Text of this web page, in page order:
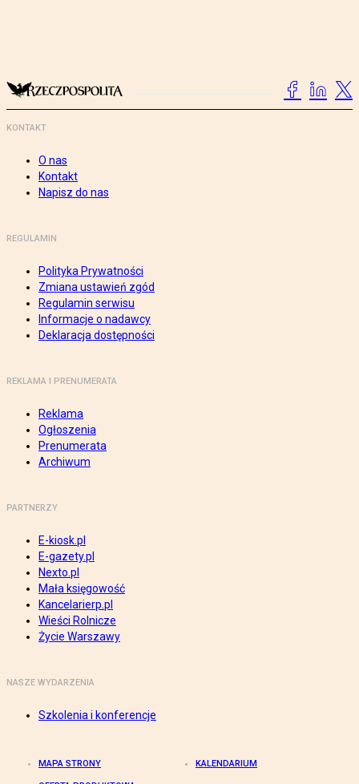
KONTAKT
O nas
Kontakt
Napisz do nas
REGULAMIN
Polityka Prywatności
Zmiana ustawień zgód
Regulamin serwisu
Informacje o nadawcy
Deklaracja dostępności
REKLAMA I PRENUMERATA
Reklama
Ogłoszenia
Prenumerata
Archiwum
PARTNERZY
E-kiosk.pl
E-gazety.pl
Nexto.pl
Mała księgowość
Kancelarierp.pl
Wieści Rolnicze
Życie Warszawy
NASZE WYDARZENIA
Szkolenia i konferencje
MAPA STRONY KALENDARIUM